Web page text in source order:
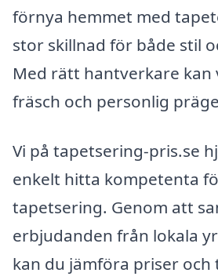
förnya hemmet med
stor skillnad för både stil
Med rätt hantverkare kan
fräsch och personlig
Vi på tapetsering-pris.se
enkelt hitta kompetenta
tapetsering. Genom att
erbjudanden från lokala
kan du jämföra priser